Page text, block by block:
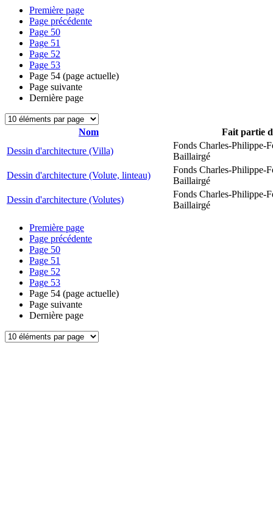
Première page
Page précédente
Page 50
Page 51
Page 52
Page 53
Page 54 (page actuelle)
Page suivante
Dernière page
Nom
Fait partie
Dessin d'architecture (Villa)
Fonds Charles-Philippe-
Baillairgé
Dessin d'architecture (Volute, linteau)
Fonds Charles-Philippe-
Baillairgé
Dessin d'architecture (Volutes)
Fonds Charles-Philippe-
Baillairgé
Première page
Page précédente
Page 50
Page 51
Page 52
Page 53
Page 54 (page actuelle)
Page suivante
Dernière page